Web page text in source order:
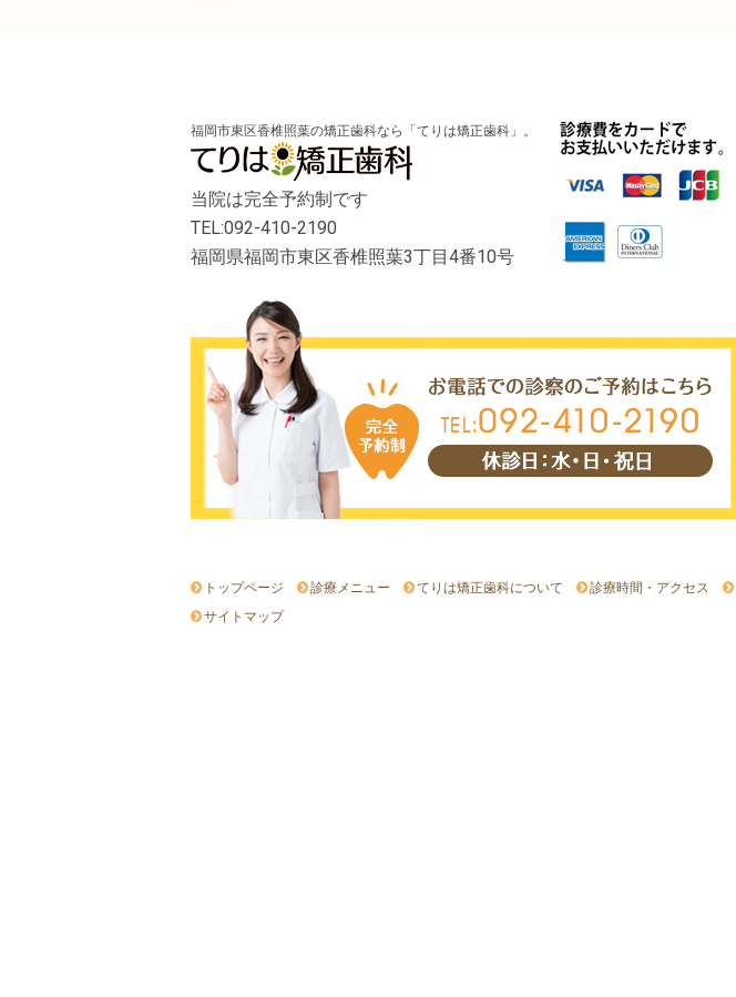
福岡市東区香椎照葉の矯正歯科なら「てりは矯正歯科」。
当院は完全予約制です
TEL:092-410-2190
福岡県福岡市東区香椎照葉3丁目4番10号
トップページ 診療メニュー てりは矯正歯科について 診療時間・アクセス
サイトマップ